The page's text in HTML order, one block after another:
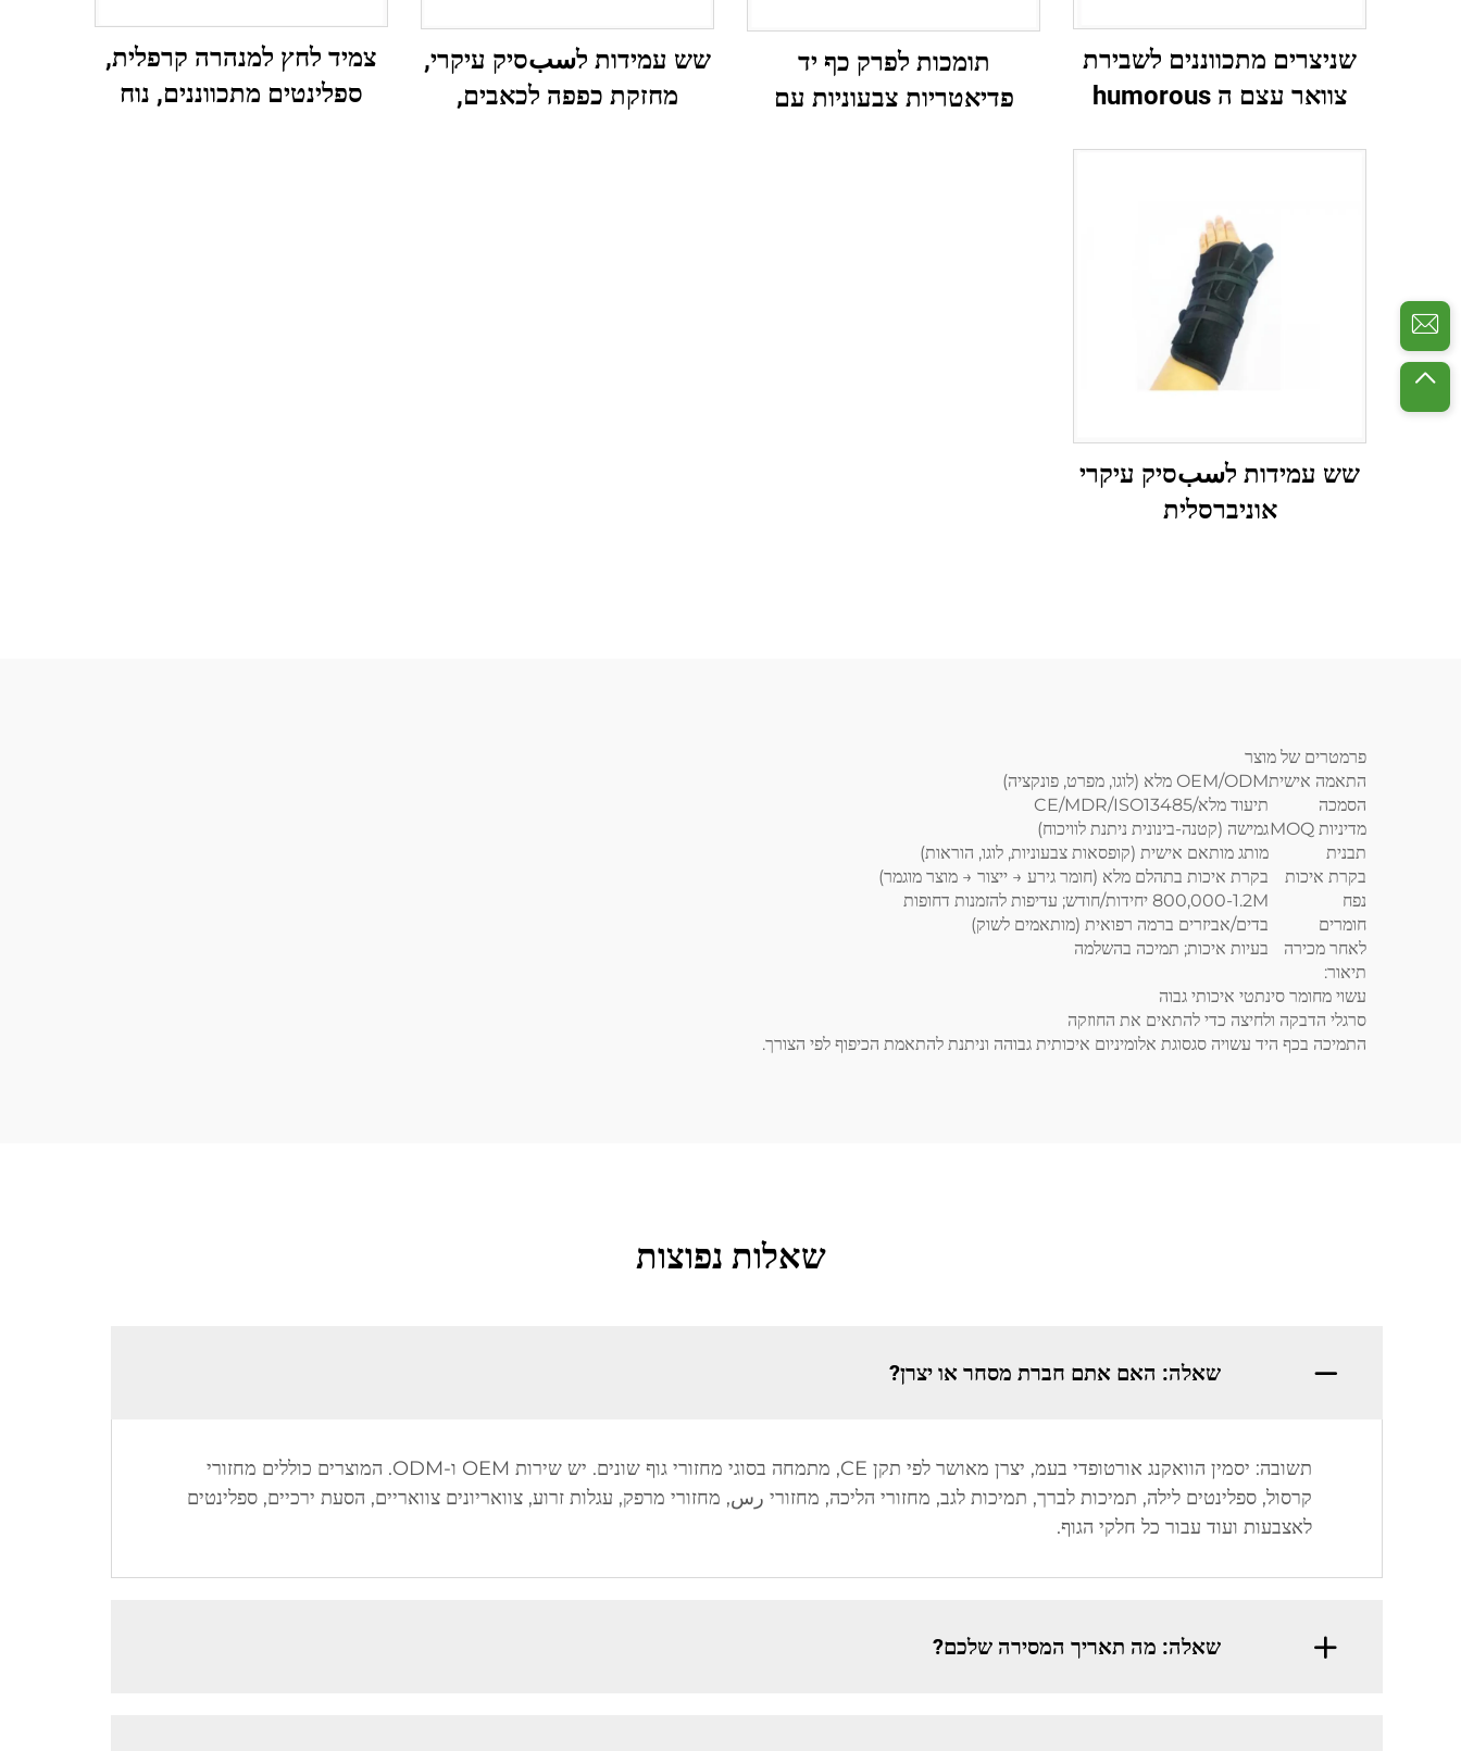
שניצרים מתכווננים לשבירת
צוואר עצם ה humorous
תומכות לפרק כף יד
פדיאטריות צבעוניות עם
שש עמידות לسبסיק עיקרי,
מחזקת כפפה לכאבים,
צמיד לחץ למנהרה קרפלית,
ספלינטים מתכווננים, נוח
שש עמידות לسبסיק עיקרי
אוניברסלית
פרמטרים של מוצר
התאמה אישיתOEM/ODM מלא (לוגו, מפרט, פונקציה)
הסמכה
תיעוד מלא/CE/MDR/ISO13485
מדיניות MOQ
גמישה (קטנה-בינונית ניתנת לוויכוח)
תבנית
מותג מותאם אישית (קופסאות צבעוניות, לוגו, הוראות)
בקרת איכות
בקרת איכות בתהלם מלא (חומר גירע → ייצור → מוצר מוגמר)
נפח
800,000-1.2M יחידות/חודש; עדיפות להזמנות דחופות
חומרים
בדים/אביזרים ברמה רפואית (מותאמים לשוק)
לאחר מכירה
בעיות איכות; תמיכה בהשלמה
תיאור:
עשוי מחומר סינתטי איכותי גבוה
סרגלי הדבקה ולחיצה כדי להתאים את החוזקה
התמיכה בכף היד עשויה סגסוגת אלומיניום איכותית גבוהה וניתנת להתאמת הכיפוף לפי הצורך.
שאלות נפוצות
שאלה: האם אתם חברת מסחר או יצרן?
תשובה: יסמין הוואקנג אורטופדי בעמ, יצרן מאושר לפי תקן CE, מתמחה בסוגי מחזורי גוף שונים. יש שירות OEM ו-ODM. המוצרים כוללים מחזורי
קרסול, ספלינטים לילה, תמיכות לברך, תמיכות לגב, מחזורי הליכה, מחזורי رس, מחזורי מרפק, עגלות זרוע, צוואריונים צוואריים, הסעת ירכיים, ספלינטים
לאצבעות ועוד עבור כל חלקי הגוף.
שאלה: מה תאריך המסירה שלכם?